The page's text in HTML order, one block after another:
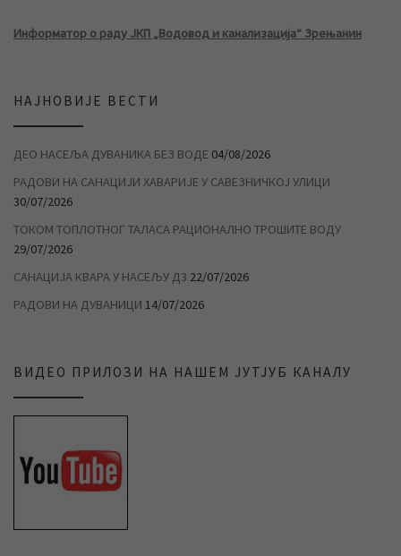
Информатор о раду ЈКП „Водовод и канализација“ Зрењанин
НАЈНОВИЈЕ ВЕСТИ
ДЕО НАСЕЉА ДУВАНИКА БЕЗ ВОДЕ 04/08/2026
РАДОВИ НА САНАЦИЈИ ХАВАРИЈЕ У САВЕЗНИЧКОЈ УЛИЦИ
30/07/2026
ТОКОМ ТОПЛОТНОГ ТАЛАСА РАЦИОНАЛНО ТРОШИТЕ ВОДУ
29/07/2026
САНАЦИЈА КВАРА У НАСЕЉУ Д3 22/07/2026
РАДОВИ НА ДУВАНИЦИ 14/07/2026
ВИДЕО ПРИЛОЗИ НА НАШЕМ ЈУТЈУБ КАНАЛУ